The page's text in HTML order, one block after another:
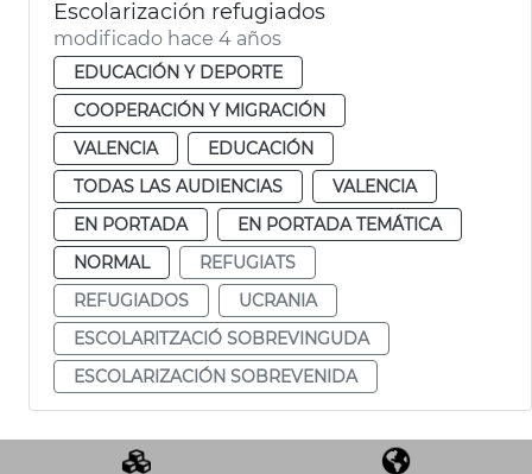
Escolarización refugiados
modificado hace 4 años
EDUCACIÓN Y DEPORTE
COOPERACIÓN Y MIGRACIÓN
VALENCIA
EDUCACIÓN
TODAS LAS AUDIENCIAS
VALENCIA
EN PORTADA
EN PORTADA TEMÁTICA
NORMAL
REFUGIATS
REFUGIADOS
UCRANIA
ESCOLARITZACIÓ SOBREVINGUDA
ESCOLARIZACIÓN SOBREVENIDA